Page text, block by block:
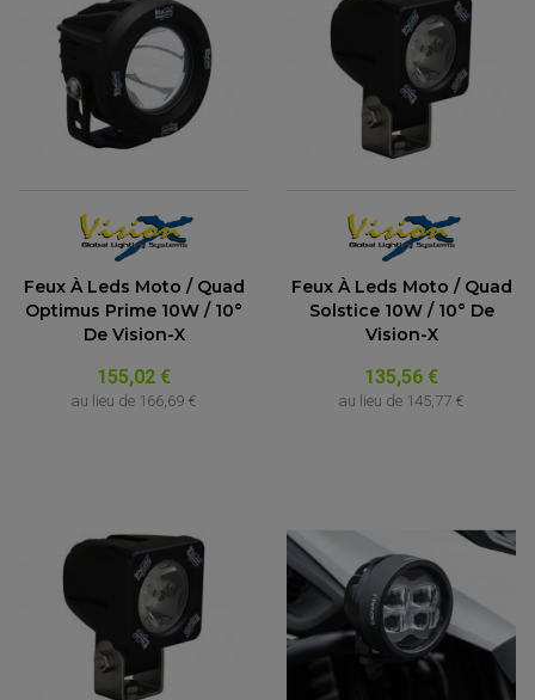
Feux À Leds Moto / Quad
Optimus Prime 10W / 10°
De Vision-X
155,02 €
au lieu de 166,69 €
Feux À Leds Moto / Quad
Solstice 10W / 10° De
Vision-X
135,56 €
au lieu de 145,77 €